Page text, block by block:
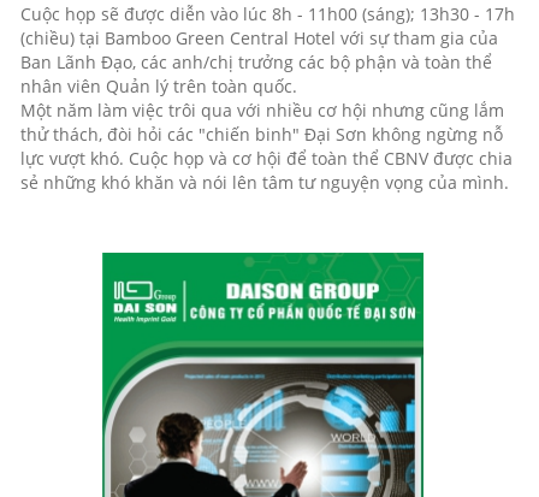
Cuộc họp sẽ được diễn vào lúc 8h - 11h00 (sáng); 13h30 - 17h
(chiều) tại Bamboo Green Central Hotel với sự tham gia của
Ban Lãnh Đạo, các anh/chị trưởng các bộ phận và toàn thể
nhân viên Quản lý trên toàn quốc.
Một năm làm việc trôi qua với nhiều cơ hội nhưng cũng lắm
thử thách, đòi hỏi các "chiến binh" Đại Sơn không ngừng nỗ
lực vượt khó. Cuộc họp và cơ hội để toàn thể CBNV được chia
sẻ những khó khăn và nói lên tâm tư nguyện vọng của mình.